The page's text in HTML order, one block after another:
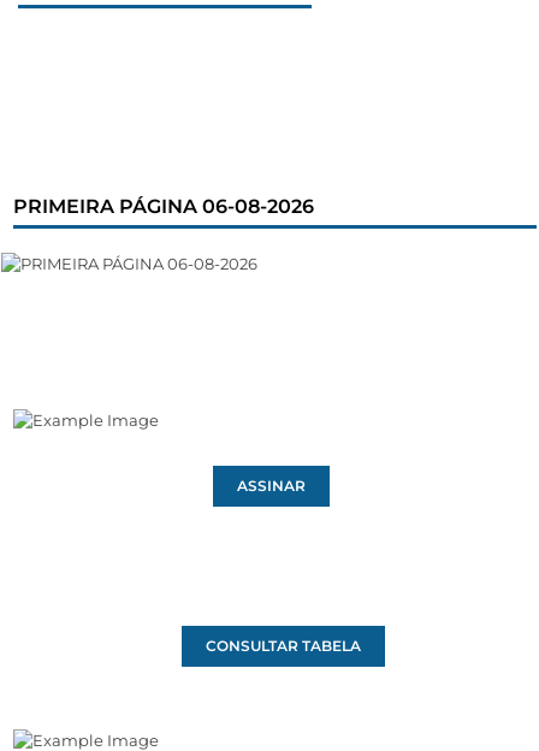
PRIMEIRA PÁGINA 06-08-2026
ASSINAR
CONSULTAR TABELA